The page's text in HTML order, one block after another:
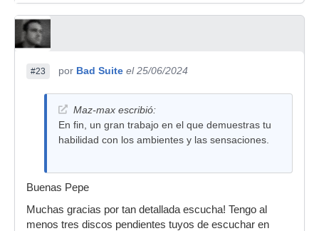
#23 por Bad Suite el 25/06/2024
Maz-max escribió:
En fin, un gran trabajo en el que demuestras tu
habilidad con los ambientes y las sensaciones.
Buenas Pepe
Muchas gracias por tan detallada escucha! Tengo al
menos tres discos pendientes tuyos de escuchar en